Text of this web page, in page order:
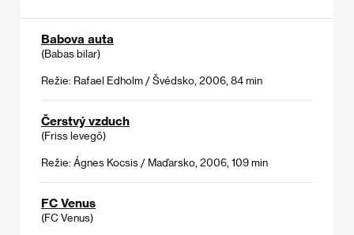
Babova auta
(Babas bilar)
Režie: Rafael Edholm / Švédsko, 2006, 84 min
Čerstvý vzduch
(Friss levegő)
Režie: Ágnes Kocsis / Maďarsko, 2006, 109 min
FC Venus
(FC Venus)